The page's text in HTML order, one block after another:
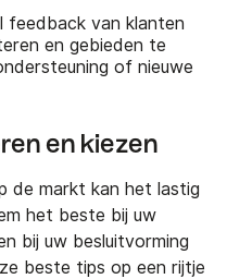
feedback van klanten
en gebieden te
of nieuwe
en kiezen
de markt kan het lastig
het beste bij uw
bij uw besluitvorming
beste tips op een rijtje